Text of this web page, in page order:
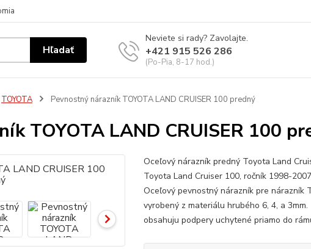
Hľadať
Neviete si rady? Zavolajte.
+421 915 526 286
(Po-Pia, 8-17 hod.)
TOYOTA Pevnostný nárazník TOYOTA LAND CRUISER 100 predný
TOYOTA LAND CRUISER 100
Oceľový nárazník predný Toyota Land
Toyota Land Cruiser 100, ročník 1998-
Oceľový pevnostný nárazník pre nárazník
vyrobený z materiálu hrubého 6, 4, a
obsahuju podpery uchytené priamo do